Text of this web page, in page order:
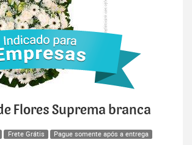
Flores Suprema branca
Frete Grátis Pague somente após a entrega